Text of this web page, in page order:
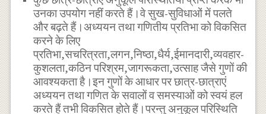
उनका उपयोग नहीं करते हैं।वे सुख-सुविधाओं में पलते
और बढ़ते हैं।अध्ययन तथा गणितीय प्रतिभा को विकसित
करने के लिए
प्रतिभा,सचरित्रता,लगन,निष्ठा,धैर्य,ईमानदारी,व्यवहार-
कुशलता,कठिन परिश्रम,जागरूकता,उत्साह जैसे गुणों की
आवश्यकता है।इन गुणों के आधार पर छात्र-छात्राएं
अध्ययन तथा गणित के सवालों व समस्याओं को स्वयं हल
करते हैं तभी विकसित होते हैं।परन्तु अनुकूल परिस्थिति